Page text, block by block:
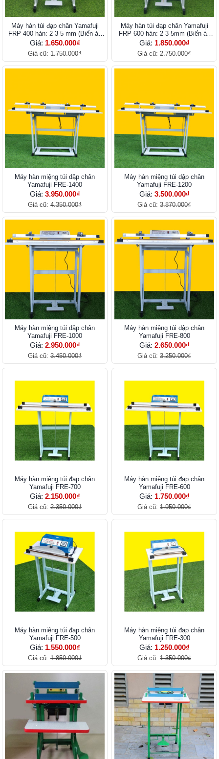
Máy hàn túi đạp chân Yamafuji
FRP-400 hàn: 2-3-5 mm (Biến áp
lớn)
Giá: 1.650.000₫
Giá cũ: 1.750.000₫
Máy hàn túi đạp chân Yamafuji
FRP-600 hàn: 2-3-5mm (Biến áp
lớn)
Giá: 1.850.000₫
Giá cũ: 2.750.000₫
Máy hàn miệng túi dập chân
Yamafuji FRE-1400
Giá: 3.950.000₫
Giá cũ: 4.350.000₫
Máy hàn miệng túi dập chân
Yamafuji FRE-1200
Giá: 3.500.000₫
Giá cũ: 3.870.000₫
Máy hàn miệng túi dập chân
Yamafuji FRE-1000
Giá: 2.950.000₫
Giá cũ: 3.450.000₫
Máy hàn miệng túi dập chân
Yamafuji FRE-800
Giá: 2.650.000₫
Giá cũ: 3.250.000₫
Máy hàn miệng túi đạp chân
Yamafuji FRE-700
Giá: 2.150.000₫
Giá cũ: 2.350.000₫
Máy hàn miệng túi đạp chân
Yamafuji FRE-600
Giá: 1.750.000₫
Giá cũ: 1.950.000₫
Máy hàn miệng túi đạp chân
Yamafuji FRE-500
Giá: 1.550.000₫
Giá cũ: 1.850.000₫
Máy hàn miệng túi đạp chân
Yamafuji FRE-300
Giá: 1.250.000₫
Giá cũ: 1.350.000₫